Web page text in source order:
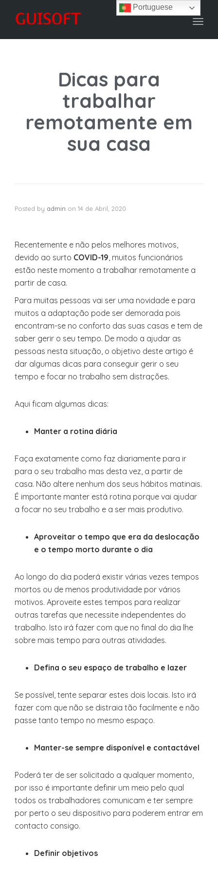
Dicas para
trabalhar
remotamente em
sua casa
Posted by admin on 14 de Abril, 2020
Recentemente e não pelos melhores motivos,
devido ao surto COVID-19, muitos funcionários
estão neste momento a trabalhar remotamente a
partir de casa.
Para muitas pessoas vai ser uma novidade e para
muitos a adaptação pode ser demorada pois
encontram-se no conforto das suas casas e tem de
saber gerir o seu tempo. De modo a ajudar as
pessoas nesta situação, o objetivo deste artigo é
dar algumas dicas para conseguir gerir o seu
tempo e focar no trabalho sem distrações.
Aqui ficam algumas dicas:
Manter a rotina diária
Faça exatamente como faz diariamente para ir
para o seu trabalho mas desta vez, a partir de
casa. Não altere nenhum dos seus hábitos matinais.
É importante manter está rotina porque vai ajudar
a focar no seu trabalho e a ser mais produtivo.
Aproveitar o tempo que era da deslocação
e o tempo morto durante o dia
Ao longo do dia poderá existir várias vezes tempos
mortos ou de menos produtividade por vários
motivos. Aproveite estes tempos para realizar
outras tarefas que necessite independentes do
trabalho. Isto irá fazer com que no final do dia lhe
sobre mais tempo para outras atividades.
Defina o seu espaço de trabalho e lazer
Se possível, tente separar estes dois locais. Isto irá
fazer com que não se distraia tão facilmente e não
passe tanto tempo no mesmo espaço.
Manter-se sempre disponível e contactável
Poderá ter de ser solicitado a qualquer momento,
por isso é importante definir um meio pelo qual
todos os trabalhadores comunicam e ter sempre
por perto o seu dispositivo para poderem entrar em
contacto consigo.
Definir objetivos
Portuguese